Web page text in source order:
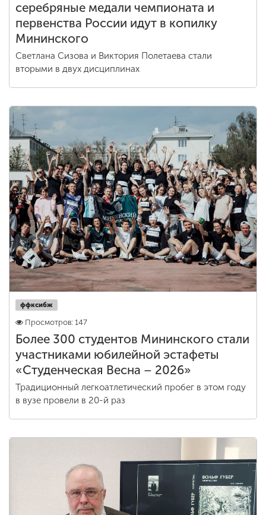
серебряные медали чемпионата и
первенства России идут в копилку
Мининского
Светлана Сизова и Виктория Полетаева стали
вторыми в двух дисциплинах
ффксибж
Просмотров: 147
Более 300 студентов Мининского стали
участниками юбилейной эстафеты
«Студенческая Весна – 2026»
Традиционный легкоатлетический пробег в этом году
в вузе провели в 20-й раз